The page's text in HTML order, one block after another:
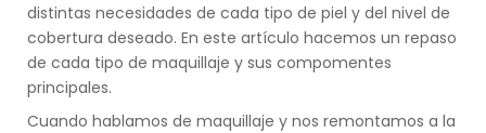
distintas necesidades de cada tipo de piel y del nivel de
cobertura deseado. En este artículo hacemos un repaso
de cada tipo de maquillaje y sus compomentes
principales.
Cuando hablamos de maquillaje y nos remontamos a la